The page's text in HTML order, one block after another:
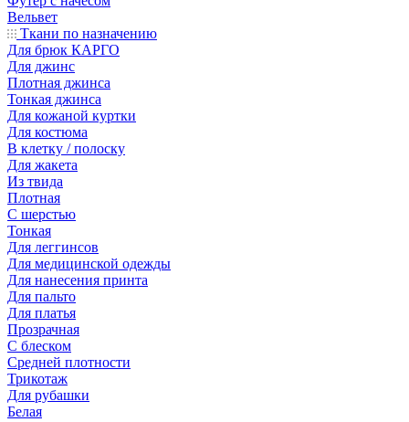
Вельвет
Ткани по назначению
Для брюк КАРГО
Для джинс
Плотная джинса
Тонкая джинса
Для кожаной куртки
Для костюма
В клетку / полоску
Для жакета
Из твида
Плотная
С шерстью
Тонкая
Для леггинсов
Для медицинской одежды
Для нанесения принта
Для пальто
Для платья
Прозрачная
С блеском
Средней плотности
Трикотаж
Для рубашки
Белая